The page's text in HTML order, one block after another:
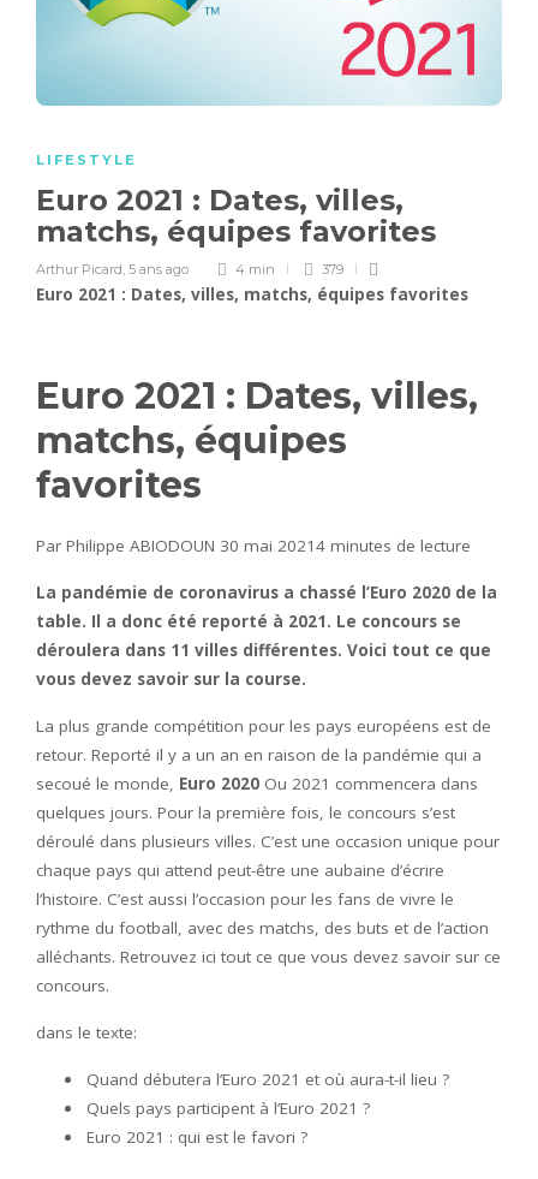
LIFESTYLE
Euro 2021 : Dates, villes,
matchs, équipes favorites
Arthur Picard 5 ans ago 4 min 379
Euro 2021 : Dates, villes, matchs, équipes favorites
Euro 2021 : Dates, villes,
matchs, équipes
favorites
Par Philippe ABIODOUN 30 mai 20214 minutes de lecture
La pandémie de coronavirus a chassé l’Euro 2020 de la
table. Il a donc été reporté à 2021. Le concours se
déroulera dans 11 villes différentes. Voici tout ce que
vous devez savoir sur la course.
La plus grande compétition pour les pays européens est de
retour. Reporté il y a un an en raison de la pandémie qui a
secoué le monde, Euro 2020 Ou 2021 commencera dans
quelques jours. Pour la première fois, le concours s’est
déroulé dans plusieurs villes. C’est une occasion unique pour
chaque pays qui attend peut-être une aubaine d’écrire
l’histoire. C’est aussi l’occasion pour les fans de vivre le
rythme du football, avec des matchs, des buts et de l’action
alléchants. Retrouvez ici tout ce que vous devez savoir sur ce
concours.
dans le texte:
Quand débutera l’Euro 2021 et où aura-t-il lieu ?
Quels pays participent à l’Euro 2021 ?
Euro 2021 : qui est le favori ?